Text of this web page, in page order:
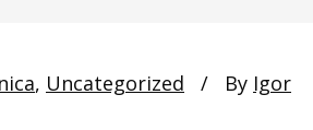
, Uncategorized By Igor